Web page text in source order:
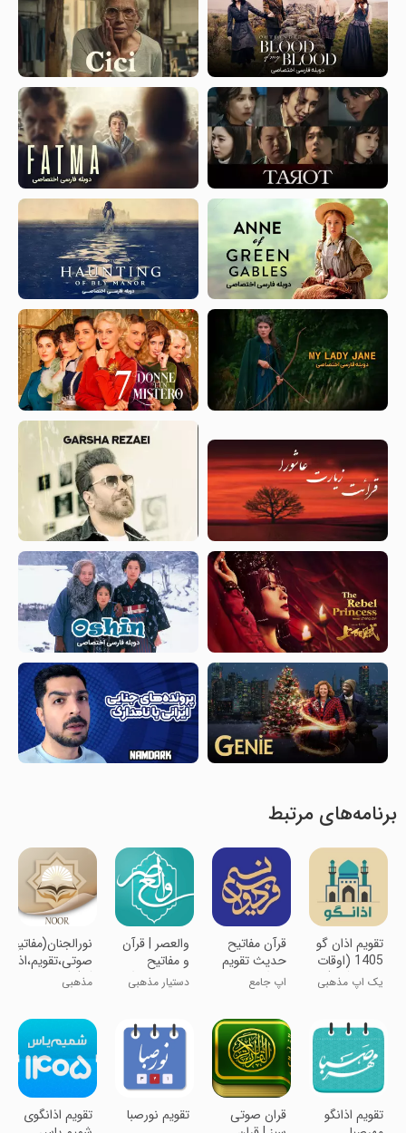
برنامه‌های مرتبط
‏‏‏‏‏تقویم اذان گو
1405 (اوقات
شرعی گویا)
یک اپ مذهبی
قرآن مفاتیح
حدیث تقویم
اذانگو | نسیم
فردوس
اپ جامع
فردوس
‏والعصر | قرآن
و مفاتیح
صوتی، اذانگو
دستیار مذهبی
‏‏نورالجنان(مفاتیح
صوتی،تقویم،اذان
گو)
مذهبی
‏تقویم اذانگو
‏‏‏‏‏‏‏‏‏‏‏‏‏قران صوتی
‏‏‏‏‏تقویم نورصبا
‏‏‏تقویم اذانگوی